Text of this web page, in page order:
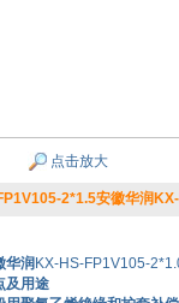
点击放大
2*1.5安徽华润
华润 KX-HS-FP1V105-
及用途